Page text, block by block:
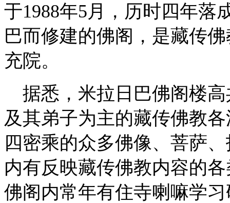
于1988年5月，历时四年落
巴而修建的佛阁，是藏传
充院。
据悉，米拉日巴佛阁楼
及其弟子为主的藏传佛教
四密乘的众多佛像、菩萨
内有反映藏传佛教内容的
佛阁内常年有住寺喇嘛学